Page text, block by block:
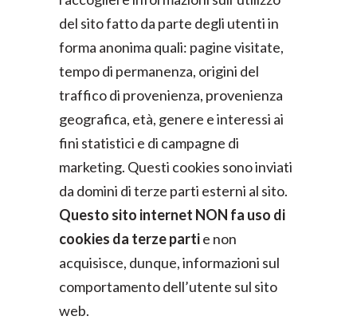
del sito fatto da parte degli utenti in
forma anonima quali: pagine visitate,
tempo di permanenza, origini del
traffico di provenienza, provenienza
geografica, età, genere e interessi ai
fini statistici e di campagne di
marketing. Questi cookies sono inviati
da domini di terze parti esterni al sito.
Questo sito internet NON fa uso di
cookies da terze partie non
acquisisce, dunque, informazioni sul
comportamento dell’utente sul sito
web.